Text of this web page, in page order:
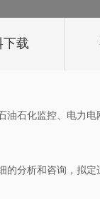
下载
石化监控、电力
分析和咨询，拟定